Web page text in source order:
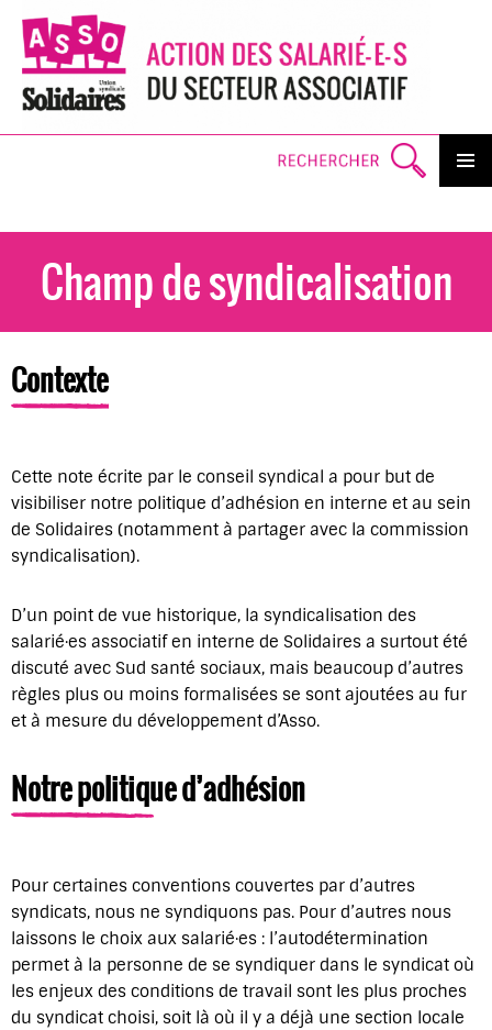
TO
Champ de syndicalisation
Contexte
Cette note écrite par le conseil syndical a pour but de
visibiliser notre politique d’adhésion en interne et au sein
de Solidaires (notamment à partager avec la commission
syndicalisation).
D’un point de vue historique, la syndicalisation des
salarié·es associatif en interne de Solidaires a surtout été
discuté avec Sud santé sociaux, mais beaucoup d’autres
règles plus ou moins formalisées se sont ajoutées au fur
et à mesure du développement d’Asso.
Notre politique d’adhésion
Pour certaines conventions couvertes par d’autres
syndicats, nous ne syndiquons pas. Pour d’autres nous
laissons le choix aux salarié·es : l’autodétermination
permet à la personne de se syndiquer dans le syndicat où
les enjeux des conditions de travail sont les plus proches
du syndicat choisi, soit là où il y a déjà une section locale